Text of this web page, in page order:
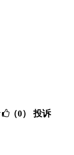
（0） 投诉